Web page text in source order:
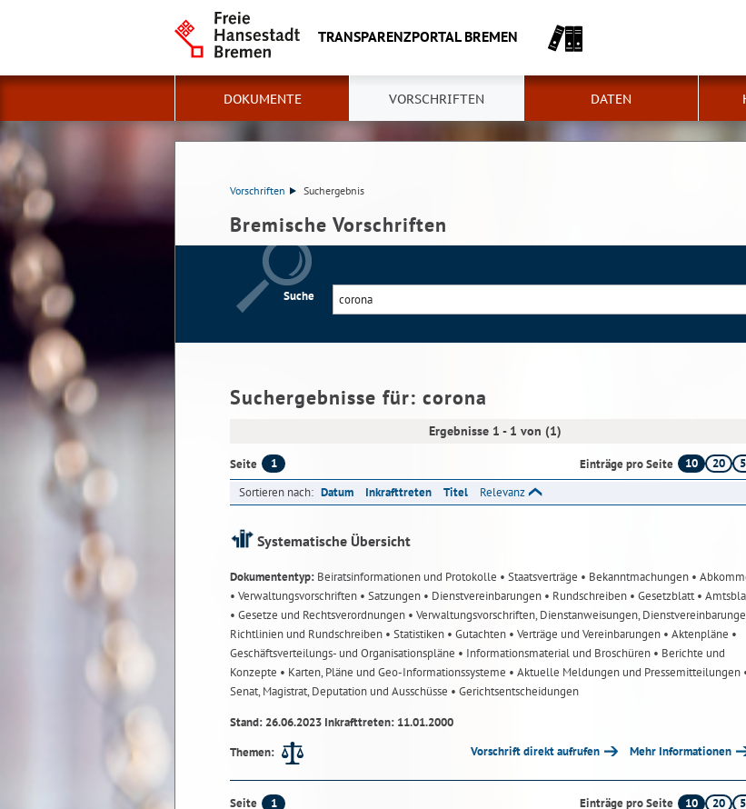
TRANSPARENZPORTAL BREMEN
DOKUMENTE VORSCHRIFTEN DATEN
Vorschriften Suchergebnis
Bremische Vorschriften
Suche
Suchergebnisse für: corona
Ergebnisse 1 - 1 von (1)
Seite 1 Einträge pro Seite 10 20
Sortieren nach: Datum Inkrafttreten Titel Relevanz
Systematische Übersicht
Dokumententyp: Beiratsinformationen und Protokolle • Staatsverträge • Bekanntmachungen •
• Verwaltungsvorschriften • Satzungen • Dienstvereinbarungen • Rundschreiben • Gesetzblatt•
• Gesetze und Rechtsverordnungen • Verwaltungsvorschriften, Dienstanweisungen,
Richtlinien und Rundschreiben • Statistiken • Gutachten • Verträge und Vereinbarungen • Aktenpläne •
Geschäftsverteilungs- und Organisationspläne • Informationsmaterial und Broschüren • Berichte und
Konzepte • Karten, Pläne und Geo-Informationssysteme • Aktuelle Meldungen und Pressemitteilungen
Senat, Magistrat, Deputation und Ausschüsse • Gerichtsentscheidungen
Stand: 26.06.2023 Inkrafttreten: 11.01.2000
Themen:
Vorschrift direkt aufrufen Mehr Informationen
Seite 1 Einträge pro Seite 10 20